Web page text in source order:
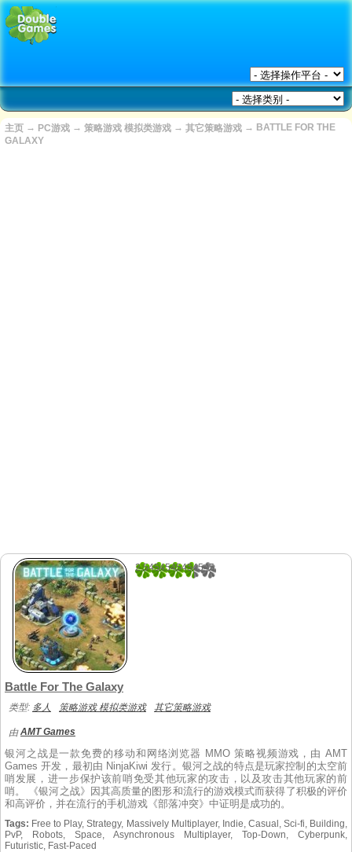
主页 → PC游戏 → 策略游戏 模拟类游戏 → 其它策略游戏 → BATTLE FOR THE
GALAXY
2.5454545454545
Battle For The Galaxy
类型: 多人 策略游戏 模拟类游戏 其它策略游戏
由AMT Games
银河之战是一款免费的移动和网络浏览器 MMO 策略视频游戏，由 AMT
Games 开发，最初由 NinjaKiwi 发行。银河之战的特点是玩家控制的太空前
哨发展，进一步保护该前哨免受其他玩家的攻击，以及攻击其他玩家的前
哨。 《银河之战》因其高质量的图形和流行的游戏模式而获得了积极的评价
和高评价，并在流行的手机游戏《部落冲突》中证明是成功的。
Tags: Free to Play, Strategy, Massively Multiplayer, Indie, Casual, Sci-fi, Building,
PvP, Robots, Space, Asynchronous Multiplayer, Top-Down, Cyberpunk,
Futuristic, Fast-Paced